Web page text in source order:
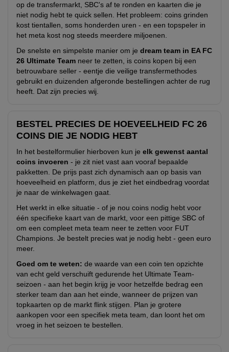
op de transfermarkt, SBC's af te ronden en kaarten die je
niet nodig hebt te quick sellen. Het probleem: coins grinden
kost tientallen, soms honderden uren - en een topspeler in
het meta kost nog steeds meerdere miljoenen.
De snelste en simpelste manier om je dream team in EA FC
26 Ultimate Team neer te zetten, is coins kopen bij een
betrouwbare seller - eentje die veilige transfermethodes
gebruikt en duizenden afgeronde bestellingen achter de rug
heeft. Dat zijn precies wij.
BESTEL PRECIES DE HOEVEELHEID FC 26
COINS DIE JE NODIG HEBT
In het bestelformulier hierboven kun je elk gewenst aantal
coins invoeren - je zit niet vast aan vooraf bepaalde
pakketten. De prijs past zich dynamisch aan op basis van
hoeveelheid en platform, dus je ziet het eindbedrag voordat
je naar de winkelwagen gaat.
Het werkt in elke situatie - of je nou coins nodig hebt voor
één specifieke kaart van de markt, voor een pittige SBC of
om een compleet meta team neer te zetten voor FUT
Champions. Je bestelt precies wat je nodig hebt - geen euro
meer.
Goed om te weten: de waarde van een coin ten opzichte
van echt geld verschuift gedurende het Ultimate Team-
seizoen - aan het begin krijg je voor hetzelfde bedrag een
sterker team dan aan het einde, wanneer de prijzen van
topkaarten op de markt flink stijgen. Plan je grotere
aankopen voor een specifiek meta team, dan loont het om
vroeg in het seizoen te bestellen.